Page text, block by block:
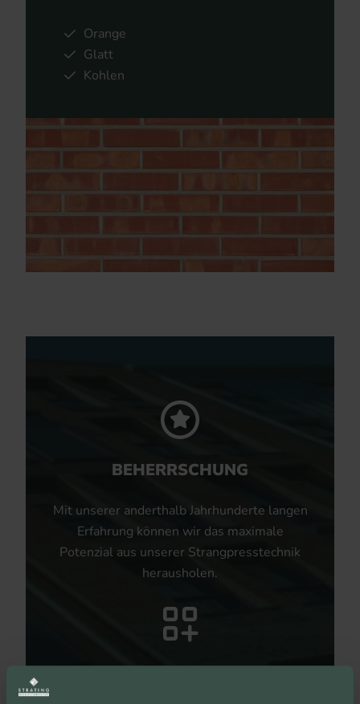
Orange
Glatt
Kohlen
BEHERRSCHUNG
Mit unserer anderthalb Jahrhunderte langen
Erfahrung können wir das maximale
Potenzial aus unserer Strangpresstechnik
herausholen.